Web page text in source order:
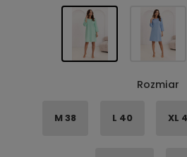
Rozmiar
M 38 L 40 XL